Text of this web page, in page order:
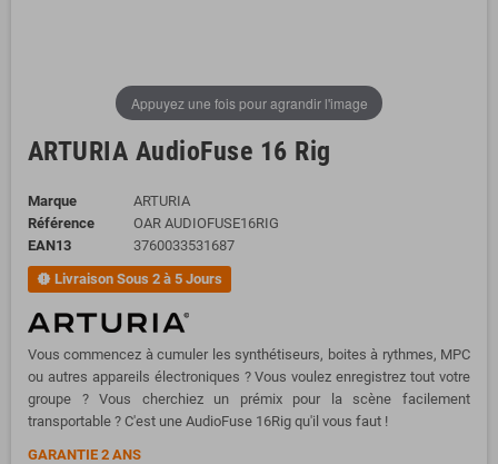
Appuyez une fois pour agrandir l'image
ARTURIA AudioFuse 16 Rig
Marque
ARTURIA
Référence
OAR AUDIOFUSE16RIG
EAN13
3760033531687
new_releases Livraison Sous 2 à 5 Jours
Vous commencez à cumuler les synthétiseurs, boites à rythmes, MPC
ou autres appareils électroniques ? Vous voulez enregistrez tout votre
groupe ? Vous cherchiez un prémix pour la scène facilement
transportable ? C'est une AudioFuse 16Rig qu'il vous faut !
GARANTIE 2 ANS